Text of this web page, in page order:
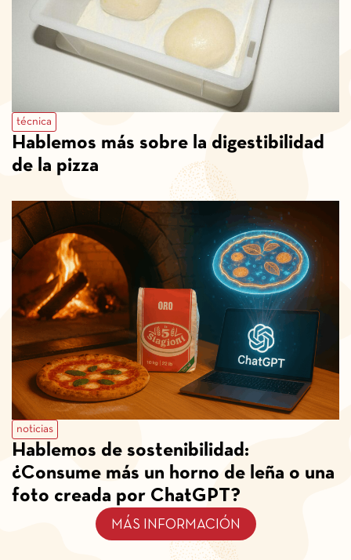
técnica
Hablemos más sobre la digestibilidad
de la pizza
noticias
Hablemos de sostenibilidad:
¿Consume más un horno de leña o una
foto creada por ChatGPT?
MÁS INFORMACIÓN